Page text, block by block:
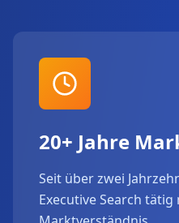
20+ Jahre
Seit über zwei
Executive Search